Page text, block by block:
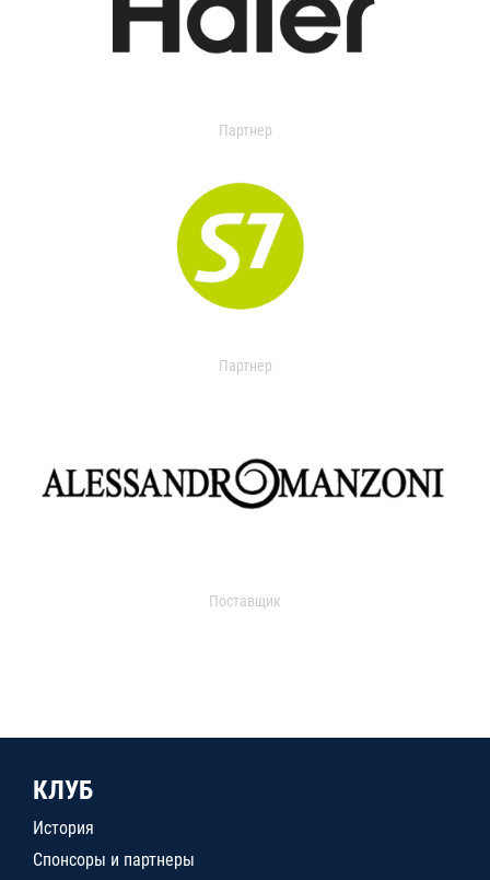
Партнер
Партнер
Поставщик
КЛУБ
История
Спонсоры и партнеры